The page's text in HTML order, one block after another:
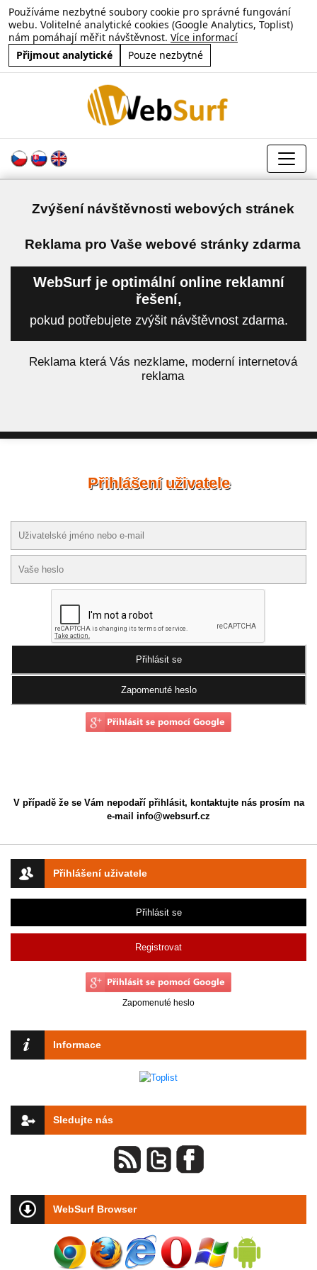
Používáme nezbytné soubory cookie pro správné fungování
webu. Volitelné analytické cookies (Google Analytics, Toplist)
nám pomáhají měřit návštěvnost. Více informací
Přijmout analytické
Pouze nezbytné
Zvýšení návštěvnosti webových stránek
Reklama pro Vaše webové stránky zdarma
WebSurf je optimální online reklamní
řešení,
pokud potřebujete zvýšit návštěvnost zdarma.
Reklama která Vás nezklame, moderní internetová
reklama
Přihlášení uživatele
Přihlásit se
Registrovat
Zapomenuté heslo
Informace
Sledujte nás
WebSurf Browser
Přihlášení uživatele
V případě že se Vám nepodaří přihlásit, kontaktujte nás prosím na
e-mail info@websurf.cz